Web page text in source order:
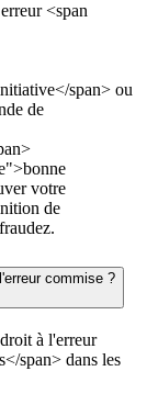
<span
span> ou
de
votre
de
commise ?
à l'erreur
span> dans les